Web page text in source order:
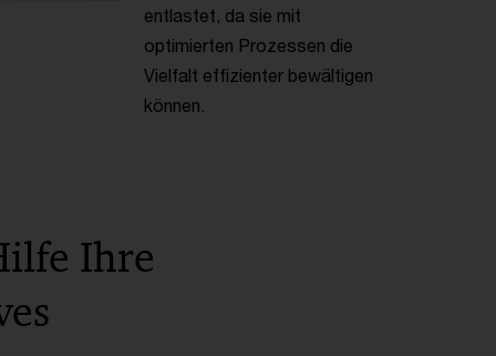
entlastet, da sie mit
optimierten Prozessen die
Vielfalt effizienter bewältigen
können.
Ihre